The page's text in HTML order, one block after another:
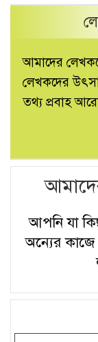
আমাদের
লেখকদের
তথ্য প্রবাহ
আপনি যা
অন্যের